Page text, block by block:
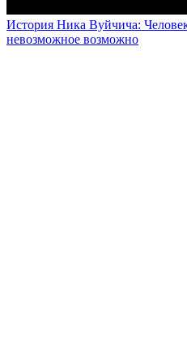
История Ника Вуйчича:
невозможное возможно